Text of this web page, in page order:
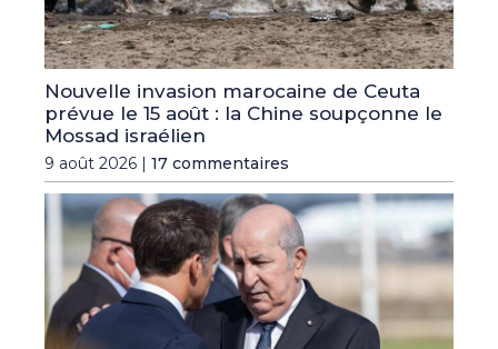
Nouvelle invasion marocaine de Ceuta
prévue le 15 août : la Chine soupçonne le
Mossad israélien
9 août 2026 | 17 commentaires